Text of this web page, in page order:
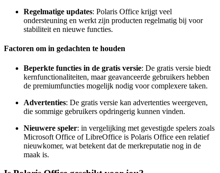
Regelmatige updates: Polaris Office krijgt veel
ondersteuning en werkt zijn producten regelmatig bij voor
stabiliteit en nieuwe functies.
Factoren om in gedachten te houden
Beperkte functies in de gratis versie: De gratis versie biedt
kernfunctionaliteiten, maar geavanceerde gebruikers hebben
de premiumfuncties mogelijk nodig voor complexere taken.
Advertenties: De gratis versie kan advertenties weergeven,
die sommige gebruikers opdringerig kunnen vinden.
Nieuwere speler: in vergelijking met gevestigde spelers zoals
Microsoft Office of LibreOffice is Polaris Office een relatief
nieuwkomer, wat betekent dat de merkreputatie nog in de
maak is.